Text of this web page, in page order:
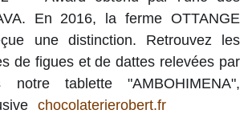
En 2016, la ferme OTTANGE
une distinction. Retrouvez les
de figues et de dattes relevées par
tablette "AMBOHIMENA",
chocolaterierobert.fr